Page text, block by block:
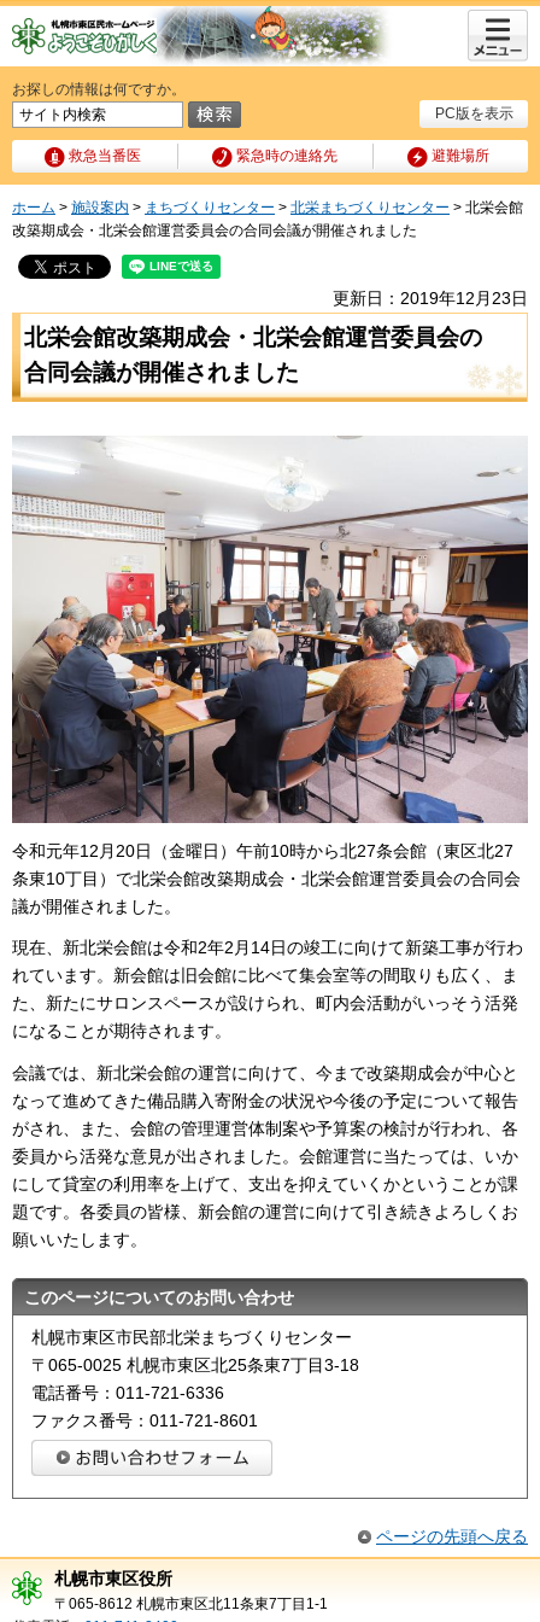
PC版を表示
お探しの情報は何ですか。
救急当番医 緊急時の連絡先 避難場所
メニュ
ー
ホーム > 施設案内 > まちづくりセンター > 北栄まちづくりセンター > 北栄会館
改築期成会・北栄会館運営委員会の合同会議が開催されました
更新日：2019年12月23日
北栄会館改築期成会・北栄会館運営委員会の
合同会議が開催されました
令和元年12月20日（金曜日）午前10時から北27条会館（東区北27
条東10丁目）で北栄会館改築期成会・北栄会館運営委員会の合同会
議が開催されました。
現在、新北栄会館は令和2年2月14日の竣工に向けて新築工事が行わ
れています。新会館は旧会館に比べて集会室等の間取りも広く、ま
た、新たにサロンスペースが設けられ、町内会活動がいっそう活発
になることが期待されます。
会議では、新北栄会館の運営に向けて、今まで改築期成会が中心と
なって進めてきた備品購入寄附金の状況や今後の予定について報告
がされ、また、会館の管理運営体制案や予算案の検討が行われ、各
委員から活発な意見が出されました。会館運営に当たっては、いか
にして貸室の利用率を上げて、支出を抑えていくかということが課
題です。各委員の皆様、新会館の運営に向けて引き続きよろしくお
願いいたします。
このページについてのお問い合わせ
札幌市東区市民部北栄まちづくりセンター
〒065-0025 札幌市東区北25条東7丁目3-18
電話番号：011-721-6336
ファクス番号：011-721-8601
ページの先頭へ戻る
札幌市東区役所
〒065-8612 札幌市東区北11条東7丁目1-1